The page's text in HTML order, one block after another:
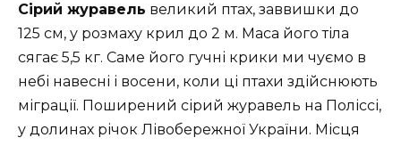
Сірий журавель великий птах, заввишки до
125 см, у розмаху крил до 2 м. Маса його тіла
сягає 5,5 кг. Саме його гучні крики ми чуємо в
небі навесні і восени, коли ці птахи здійснюють
міграції. Поширений сірий журавель на Поліссі,
у долинах річок Лівобережної України. Місця